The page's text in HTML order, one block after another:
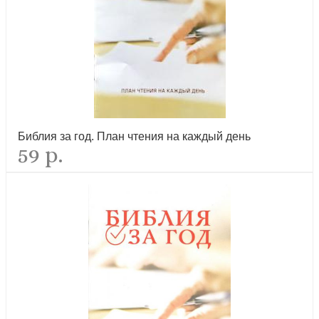
Библейский квестбук. Бытие
Библия и церковь о проблеме войны и мира
лидер продаж
Библия за год. План чтения на каждый день
59 р.